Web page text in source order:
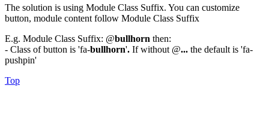
The solution is using Module Class Suffix. You can customize
button, module content follow Module Class Suffix
E.g. Module Class Suffix: @bullhorn then:
- Class of button is 'fa-bullhorn'. If without @... the default is 'fa-
pushpin'
Top